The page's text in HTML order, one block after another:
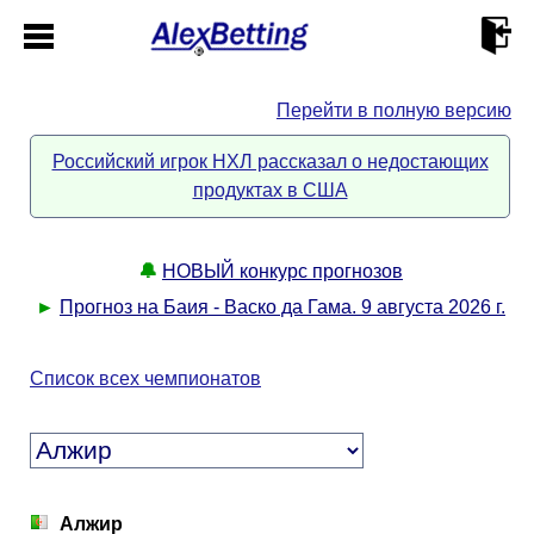
Описание
Прогнозы
Перейти в полную версию
Российский игрок НХЛ рассказал о недостающих
продуктах в США
🔔 НОВЫЙ конкурс прогнозов
► Прогноз на Баия - Васко да Гама. 9 августа 2026 г.
Список всех чемпионатов
Алжир